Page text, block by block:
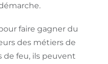
faire gagner du
des métiers de
de feu, ils peuvent